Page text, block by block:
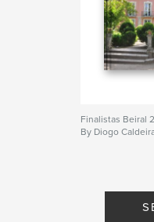
Finalistas Beiral
By Diogo